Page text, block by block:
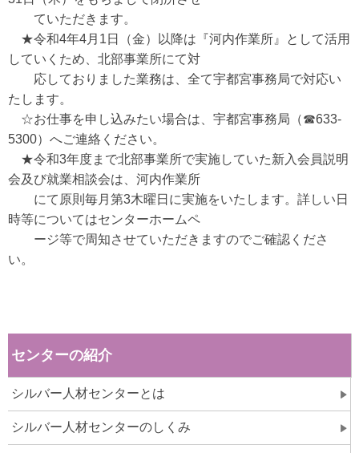
ていただきます。
★令和4年4月1日（金）以降は『河内作業所』として活用
していくため、北部事業所にて対
応しておりました業務は、全て宇都宮事務局で対応い
たします。
☆お仕事を申し込みたい場合は、宇都宮事務局（☎633-
5300）へご連絡ください。
★令和3年度まで北部事業所で実施していた新入会員説明
会及び就業相談会は、河内作業所
にて原則毎月第3木曜日に実施をいたします。詳しい日
時等についてはセンターホームペ
ージ等で周知させていただきますのでご確認くださ
い。
センターの紹介
シルバー人材センターとは
シルバー人材センターのしくみ